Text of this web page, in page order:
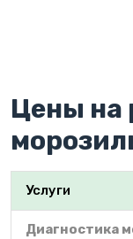
Цены на
Услуги
Диагностика